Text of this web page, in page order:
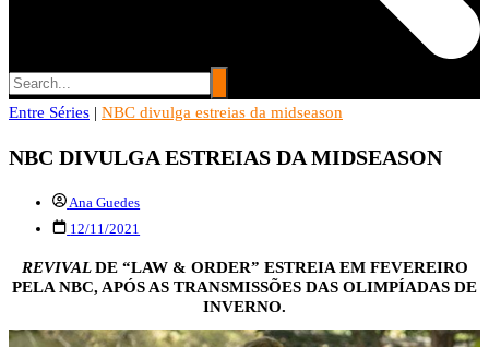
Entre Séries
Entre Séries | NBC divulga estreias da midseason
NBC DIVULGA ESTREIAS DA MIDSEASON
Ana Guedes
12/11/2021
REVIVALDE “LAW & ORDER” ESTREIA EM FEVEREIRO
PELA NBC, APÓS AS TRANSMISSÕES DAS OLIMPÍADAS DE
INVERNO.